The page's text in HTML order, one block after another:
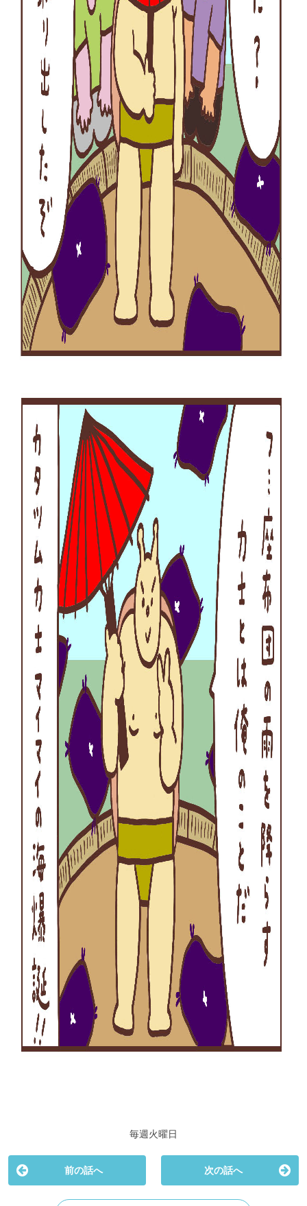
毎週火曜日
前の話へ 次の話へ